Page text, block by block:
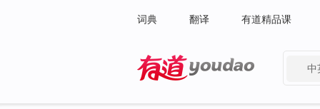
词典 翻译 有道精品课
中